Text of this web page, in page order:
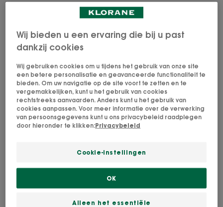
HERSTEL
Regenererende
en
shampoo
CUPUAÇU
HERSTEL Cica
Verhelderende
shampoo
KAMILLE
BLONDE HIGHLIGHTS
EXTRA-
VOLUME
Wij bieden u een ervaring die bij u past
dankzij cookies
Wij gebruiken cookies om u tijdens het gebruik van onze site
een betere personalisatie en geavanceerde functionaliteit te
bieden. Om uw navigatie op de site voort te zetten en te
vergemakkelijken, kunt u het gebruik van cookies
rechtstreeks aanvaarden. Anders kunt u het gebruik van
cookies aanpassen. Voor meer informatie over de verwerking
van persoonsgegevens kunt u ons privacybeleid raadplegen
door hieronder te klikken:Privacybeleid
Cookie-instellingen
Alleen het essentiële
OK